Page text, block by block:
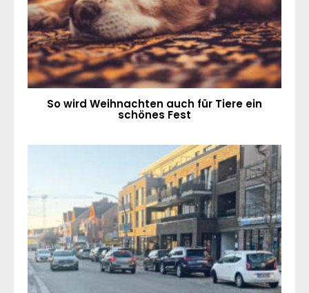
So wird Weihnachten auch für Tiere ein
schönes Fest